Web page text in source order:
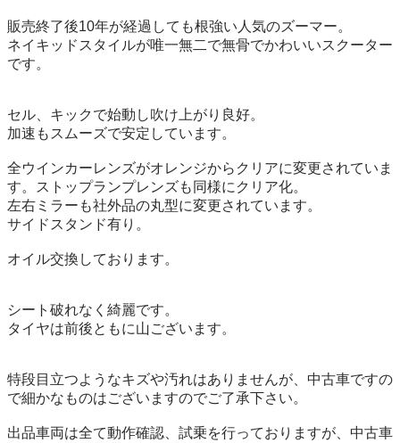
販売終了後10年が経過しても根強い人気のズーマー。
ネイキッドスタイルが唯一無二で無骨でかわいいスクーター
です。
セル、キックで始動し吹け上がり良好。
加速もスムーズで安定しています。
全ウインカーレンズがオレンジからクリアに変更されていま
す。ストップランプレンズも同様にクリア化。
左右ミラーも社外品の丸型に変更されています。
サイドスタンド有り。
オイル交換しております。
シート破れなく綺麗です。
タイヤは前後ともに山ございます。
特段目立つようなキズや汚れはありませんが、中古車ですの
で細かなものはございますのでご了承下さい。
出品車両は全て動作確認、試乗を行っておりますが、中古車